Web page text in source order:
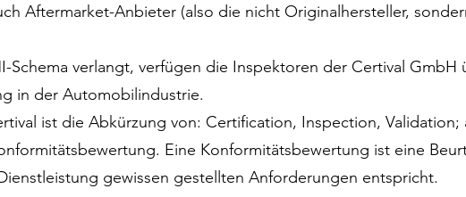
Aftermarket-Anbieter (also die nicht Originalhersteller,
Schema verlangt, verfügen die Inspektoren der Certival GmbH
in der Automobilindustrie.
ist die Abkürzung von: Certification, Inspection, Validation;
Eine Konformitätsbewertung ist eine
gewissen gestellten Anforderungen entspricht.